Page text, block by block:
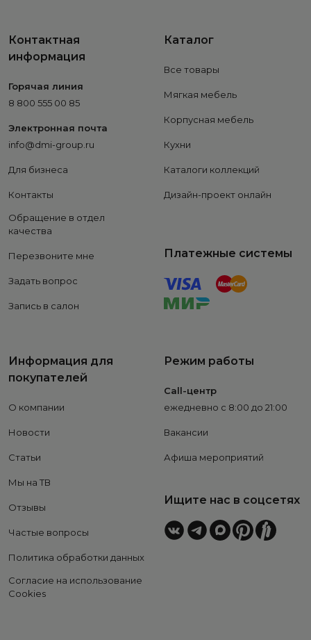
Контактная
информация
Горячая линия
8 800 555 00 85
Электронная почта
info@dmi-group.ru
Для бизнеса
Контакты
Обращение в отдел
качества
Перезвоните мне
Задать вопрос
Запись в салон
Каталог
Все товары
Мягкая мебель
Корпусная мебель
Кухни
Каталоги коллекций
Дизайн-проект онлайн
Платежные системы
Информация для
покупателей
О компании
Новости
Статьи
Мы на ТВ
Отзывы
Частые вопросы
Политика обработки данных
Согласие на использование
Cookies
Режим работы
Call-центр
ежедневно с 8:00 до 21:00
Вакансии
Афиша мероприятий
Ищите нас в соцсетях